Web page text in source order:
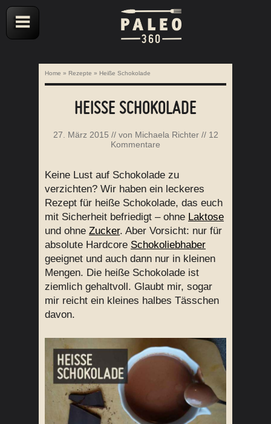
Home » Rezepte » Heiße Schokolade
HEISSE SCHOKOLADE
27. März 2015 // von Michaela Richter// 12
Kommentare
Keine Lust auf Schokolade zu
verzichten? Wir haben ein leckeres
Rezept für heiße Schokolade, das euch
mit Sicherheit befriedigt – ohne Laktose
und ohne Zucker. Aber Vorsicht: nur für
absolute Hardcore Schokoliebhaber
geeignet und auch dann nur in kleinen
Mengen. Die heiße Schokolade ist
ziemlich gehaltvoll. Glaubt mir, sogar
mir reicht ein kleines halbes Tässchen
davon.